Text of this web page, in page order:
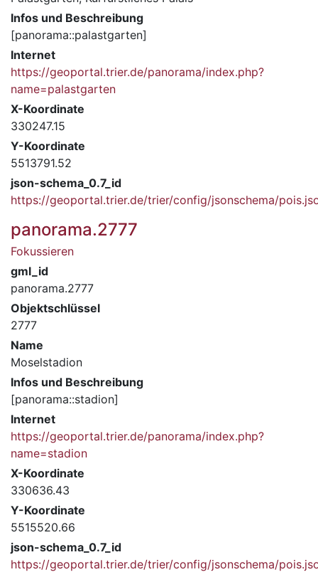
Infos und Beschreibung
[panorama::palastgarten]
Internet
https://geoportal.trier.de/panorama/index.php?
name=palastgarten
X-Koordinate
330247.15
Y-Koordinate
5513791.52
json-schema_0.7_id
https://geoportal.trier.de/trier/config/jsonschema/
panorama.2777
Fokussieren
gml_id
panorama.2777
Objektschlüssel
2777
Name
Moselstadion
Infos und Beschreibung
[panorama::stadion]
Internet
https://geoportal.trier.de/panorama/index.php?
name=stadion
X-Koordinate
330636.43
Y-Koordinate
5515520.66
json-schema_0.7_id
https://geoportal.trier.de/trier/config/jsonschema/